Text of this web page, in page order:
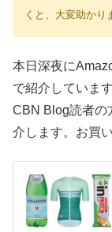
くと、大変助かり
本日深夜に
で紹介していま
CBN Blog読者の
介します。お買